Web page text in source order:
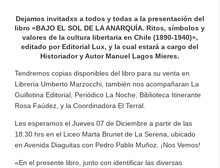
Dejamos invitadxs a todos y todas a la presentación del
libro «BAJO EL SOL DE LA ANARQUÍA. Ritos, símbolos y
valores de la cultura libertaria en Chile (1890-1940)»,
editado por Editorial Lux, y la cual estará a cargo del
Historiador y Autor Manuel Lagos Mieres.
Tendremos copias disponibles del libro para su venta en
Librería Umberto Marzocchi, también nos acompañaran La
Guillotina Editorial, Periódico La Noche, Biblioteca Itinerante
Rosa Faúdez, y la Coordinadora El Terral.
Les esperamos el Jueves 07 de Diciembre a partir de las
18:30 hrs en el Liceo Marta Brunet de La Serena, ubicado
en Avenida Diaguitas con Pedro Pablo Muñoz. ¡Nos Vemos!
«En el presente libro, junto con identificar las diversas